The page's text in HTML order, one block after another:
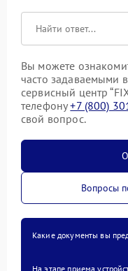
Вы можете
часто задаваемыми
сервисный центр
телефону+7 (800)
свой вопрос.
Вопросы
Какие документы вы
На этапе приема